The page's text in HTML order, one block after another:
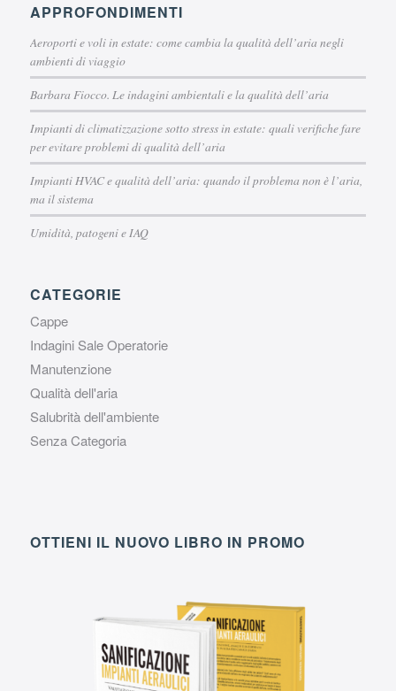
APPROFONDIMENTI
Aeroporti e voli in estate: come cambia la qualità dell’aria negli
ambienti di viaggio
Barbara Fiocco. Le indagini ambientali e la qualità dell’aria
Impianti di climatizzazione sotto stress in estate: quali verifiche fare
per evitare problemi di qualità dell’aria
Impianti HVAC e qualità dell’aria: quando il problema non è l’aria,
ma il sistema
Umidità, patogeni e IAQ
CATEGORIE
Cappe
Indagini Sale Operatorie
Manutenzione
Qualità dell'aria
Salubrità dell'ambiente
Senza Categoria
OTTIENI IL NUOVO LIBRO IN PROMO